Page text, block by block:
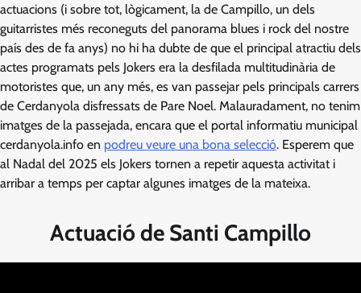
actuacions (i sobre tot, lògicament, la de Campillo, un dels
guitarristes més reconeguts del panorama blues i rock del nostre
país des de fa anys) no hi ha dubte de que el principal atractiu dels
actes programats pels Jokers era la desfilada multitudinària de
motoristes que, un any més, es van passejar pels principals carrers
de Cerdanyola disfressats de Pare Noel. Malauradament, no tenim
imatges de la passejada, encara que el portal informatiu municipal
cerdanyola.info en podreu veure una bona selecció. Esperem que
al Nadal del 2025 els Jokers tornen a repetir aquesta activitat i
arribar a temps per captar algunes imatges de la mateixa.
Actuació de Santi Campillo